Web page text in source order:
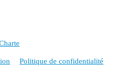
Politique de confidentialité